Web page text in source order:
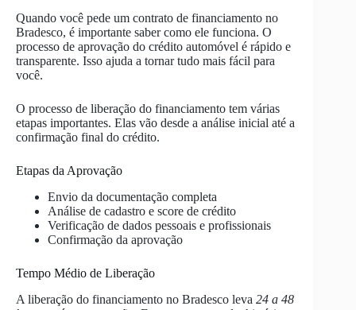
Quando você pede um contrato de financiamento no
Bradesco, é importante saber como ele funciona. O
processo de aprovação do crédito automóvel é rápido e
transparente. Isso ajuda a tornar tudo mais fácil para
você.
O processo de liberação do financiamento tem várias
etapas importantes. Elas vão desde a análise inicial até a
confirmação final do crédito.
Etapas da Aprovação
Envio da documentação completa
Análise de cadastro e score de crédito
Verificação de dados pessoais e profissionais
Confirmação da aprovação
Tempo Médio de Liberação
A liberação do financiamento no Bradesco leva 24 a 48